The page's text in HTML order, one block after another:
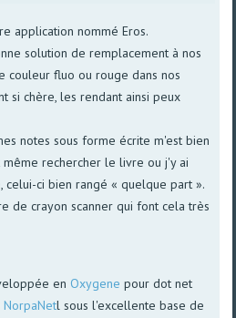
application nommé Eros.
solution de remplacement à nos
couleur fluo ou rouge dans nos
si chère, les rendant ainsi peux
notes sous forme écrite m'est bien
rechercher le livre ou j'y ai
celui-ci bien rangé « quelque part ».
de crayon scanner qui font cela très
en Oxygene pour dot net
NorpaNetl sous l'excellente base de